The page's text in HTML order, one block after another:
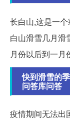
长白山,这是一
白山滑雪几月滑
月份以后到一月
快到滑雪的
问答库问答
疫情期间无法出